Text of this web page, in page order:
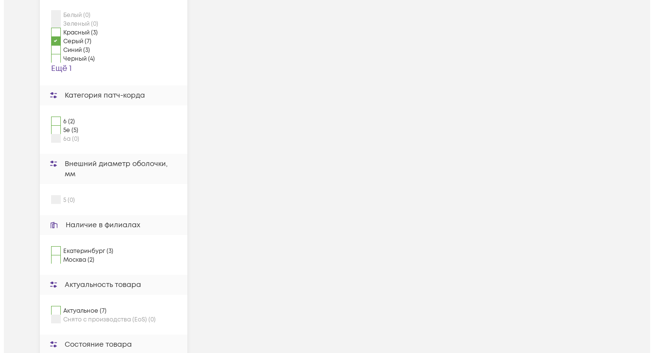
Белый (0)
Зеленый (0)
Красный (3)
Серый (7)
Синий (3)
Черный (4)
Ещё 1
Категория патч-корда
6 (2)
5e (5)
6a (0)
Внешний диаметр оболочки,
мм
5 (0)
Наличие в филиалах
Екатеринбург (3)
Москва (2)
Актуальность товара
Актуальное (7)
Снято с производства (EoS) (0)
Состояние товара